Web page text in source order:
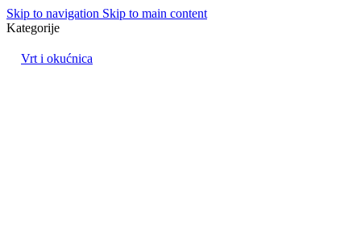
Skip to navigation Skip to main content
Kategorije
Vrt i okućnica